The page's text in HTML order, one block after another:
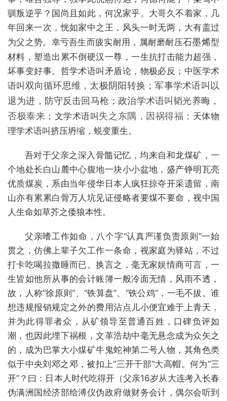
驯叛逆乎？国尚且如此，何况家乎。大哥久不着家，几
年回来一次，恍如家中之王，风头一时无两，大有盖过
为父之势。幸亏吾生而疲实耐用，属耐磨耐压石墨烯型
材料，塑造出累不倒硬汉一尊，一生抗打击能力超强，
坏事变好事。哲学术语叫矛盾论，物极必反；中医学术
语叫 双向循环思维，太极阴阳转换；军事学术语叫以
退为进，防守反击回马枪；政治学术语叫韬光养晦，
否极泰来 ； 文学术语叫 失之东隅，因祸得福； 天体物
理学术语叫挤压坍缩，蜕变重生。
吾对于父亲之深入骨髓记忆，均来自和龙煤矿，一
个地处长白山麓中心腹地一块小小盆地，盛产铮明瓦亮
优质煤炭，系由当年侵华日本人疯狂掠夺开采遗留，南
山亦有累累白骨万人坑见证侵略者要煤不要命，视中国
人生命如草芥之倭狼本性。
父亲嗜工作如命，八个字“认真严谨负责原则”一始
贯之，仿佛上辈子欠工作一条命，视家庭为驿站，不过
打卡吃喝拉撒睡而已。换言之，毫无家娱情商可言，一
生皆如他所从事的会计账簿一般冷面无情，风雨不透，
故，人称“徐原则”、“铁算盘”、“铁公鸡”，一毛不拔。谁
想违规报销规定之外的费用沾点儿小便宜难于上青天，
并为此得罪者众，从矿领导至普通百姓，口碑负评如
潮，也因此埋下祸根，文革浩劫中毫无悬念成为众矢之
的，成为巴掌大小煤矿牛鬼蛇神第二号人物，其角色类
似于中央刘邓之邓，被扣上“三开干部”大高帽。何为“三
开”？曰：日本人时代吃得开（父亲16岁从大连考入长春
伪满洲国经济部给溥仪伪政府做财务会计，偶尔会听到